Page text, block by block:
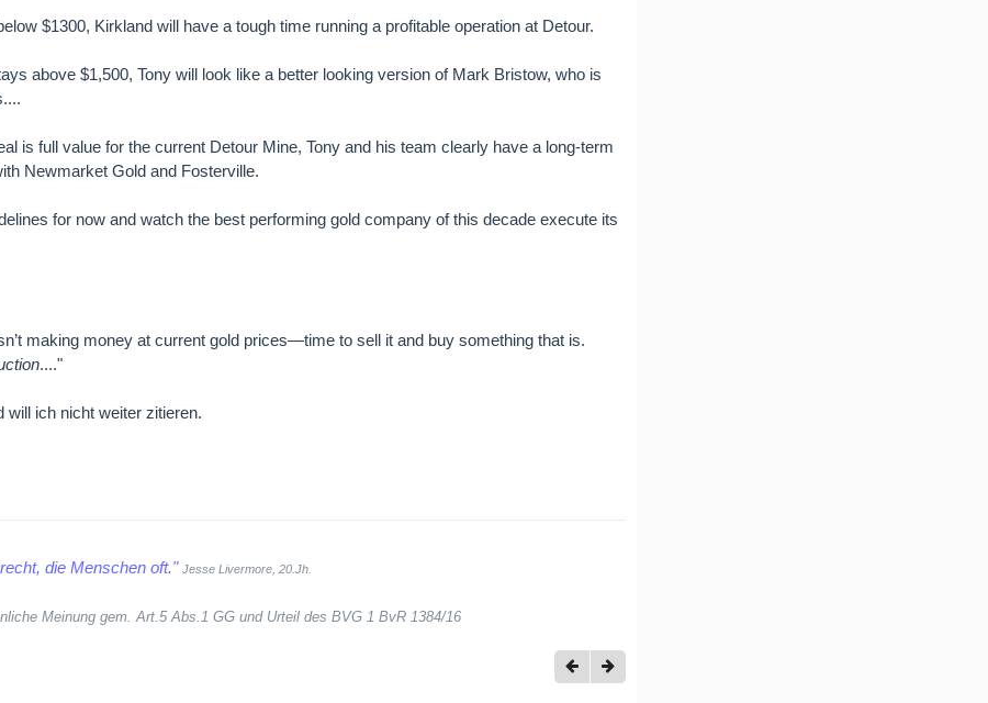
$1300, Kirkland will have a tough time running a profitable operation at Detour.
above $1,500, Tony will look like a better looking version of Mark Bristow, who is
is full value for the current Detour Mine, Tony and his team clearly have a long-term
Newmarket Gold and Fosterville.
for now and watch the best performing gold company of this decade execute its
making money at current gold prices—time to sell it and buy something that is.
...."
will ich nicht weiter zitieren.
die Menschen oft." Jesse Livermore, 20.Jh.
Meinung gem. Art.5 Abs.1 GG und Urteil des BVG 1 BvR 1384/16